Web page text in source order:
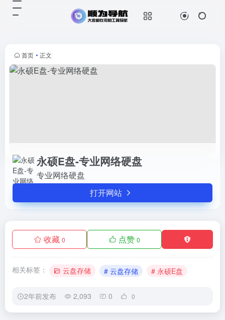
首页 • 正文
永硕E盘-专业网络硬盘
专业网络硬盘
打开网站
收藏 0 点赞 0
相关标签： 云盘存储 # 云盘存储 # 永硕E盘
2年前发布 2,093 0 0